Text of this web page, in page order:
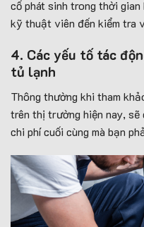
cố phát sinh trong thời
kỹ thuật viên đến kiểm tra
4. Các yếu tố tác
tủ lạnh
Thông thường khi tham
trên thị trường hiện nay, sẽ
chi phí cuối cùng mà bạn